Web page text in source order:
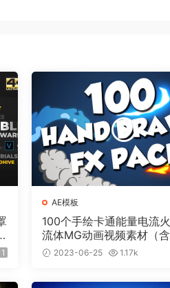
1
AE模板
100个手绘卡通能量电流
流体MG动画视频素材（
板工程）有透明通道
2023-06-25 1.17k